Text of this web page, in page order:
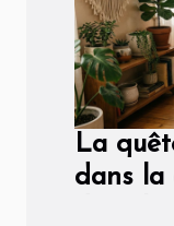
La
dans la